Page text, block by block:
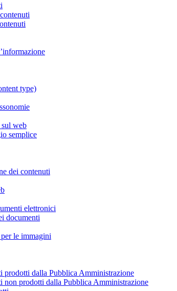
type)
sul web
semplice
dei contenuti
elettronici
documenti
le immagini
prodotti dalla Pubblica Amministrazione
non prodotti dalla Pubblica Amministrazione